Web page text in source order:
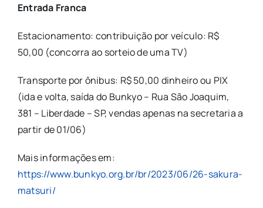
Entrada Franca
Estacionamento: contribuição por veículo: R$
50,00 (concorra ao sorteio de uma TV)
Transporte por ônibus: R$ 50,00 dinheiro ou PIX
(ida e volta, saída do Bunkyo – Rua São Joaquim,
381 – Liberdade – SP, vendas apenas na secretaria a
partir de 01/06)
Mais informações em:
https://www.bunkyo.org.br/br/2023/06/26-sakura-
matsuri/